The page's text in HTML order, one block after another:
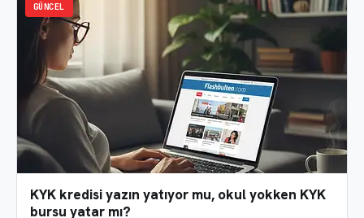
GÜNCEL
KYK kredisi yazın yatıyor mu, okul yokken KYK
bursu yatar mı?